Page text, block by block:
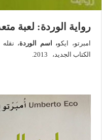
رواية الوردة: لعبة
امبرتو، ايكو، اسم الوردة،
الكتاب الجديد، 2013.